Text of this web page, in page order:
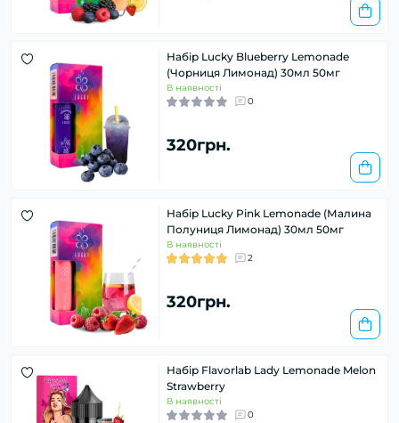
Набір Lucky Blueberry Lemonade
(Чорниця Лимонад) 30мл 50мг
В наявності
0
320грн.
Набір Lucky Pink Lemonade (Малина
Полуниця Лимонад) 30мл 50мг
В наявності
2
320грн.
Набір Flavorlab Lady Lemonade Melon
Strawberry
В наявності
0